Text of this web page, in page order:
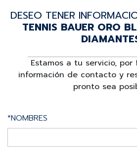
DESEO TENER
TENNIS BAUER ORO
Estamos a tu servicio, por
información de contacto y
pronto sea
*NOMBRES